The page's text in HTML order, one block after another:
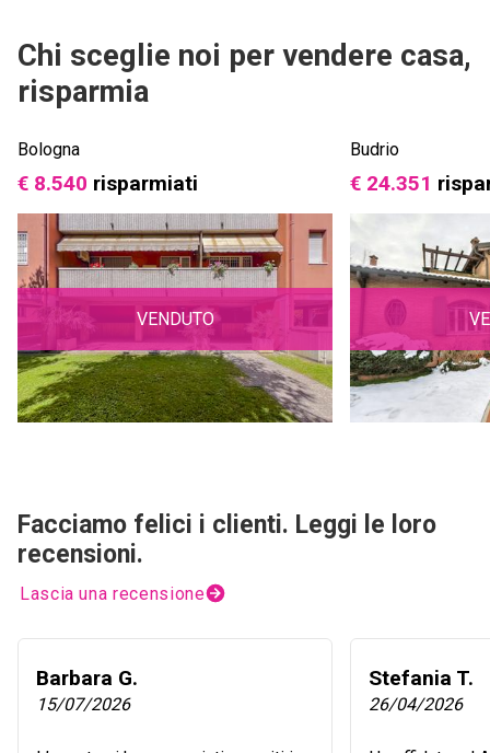
Chi sceglie noi per vendere casa,
risparmia
Bologna
€ 8.540 risparmiati
VENDUTO
Budrio
€ 24.351
Facciamo felici i clienti. Leggi le loro
recensioni.
Lascia una recensione
Barbara G.
15/07/2026
Stefania T.
26/04/2026